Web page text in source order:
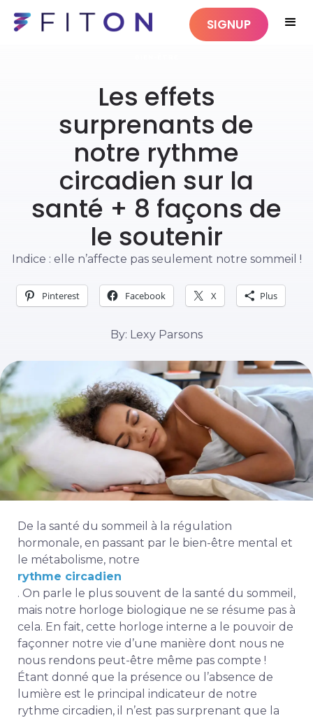
SIGNUP
Les effets
surprenants de
notre rythme
circadien sur la
santé + 8 façons de
le soutenir
Indice : elle n’affecte pas seulement notre sommeil !
Pinterest Facebook X Plus
By: Lexy Parsons
De la santé du sommeil à la régulation
hormonale, en passant par le bien-être mental et
le métabolisme, notre
rythme circadien
. On parle le plus souvent de la santé du sommeil,
mais notre horloge biologique ne se résume pas à
cela. En fait, cette horloge interne a le pouvoir de
façonner notre vie d’une manière dont nous ne
nous rendons peut-être même pas compte !
Étant donné que la présence ou l’absence de
lumière est le principal indicateur de notre
rythme circadien, il n’est pas surprenant que la